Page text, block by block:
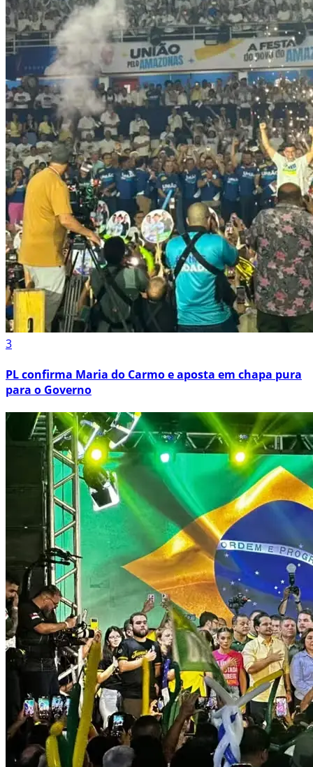
3
PL confirma Maria do Carmo e aposta em chapa pura
para o Governo